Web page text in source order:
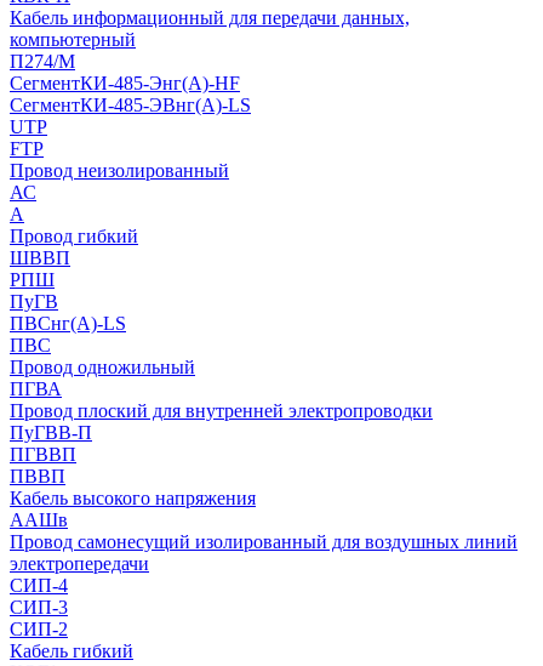
Кабель информационный для передачи данных,
компьютерный
П274/М
СегментКИ-485-Энг(А)-HF
СегментКИ-485-ЭВнг(А)-LS
UTP
FTP
Провод неизолированный
АС
А
Провод гибкий
ШВВП
РПШ
ПуГВ
ПВСнг(А)-LS
ПВС
Провод одножильный
ПГВА
Провод плоский для внутренней электропроводки
ПуГВВ-П
ПГВВП
ПВВП
Кабель высокого напряжения
ААШв
Провод самонесущий изолированный для воздушных линий
электропередачи
СИП-4
СИП-3
СИП-2
Кабель гибкий